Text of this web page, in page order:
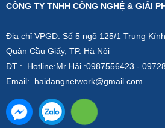
CÔNG TY TNHH CÔNG NGHỆ & GIẢI
Địa chỉ VPGD: Số 5 ngõ 125/1 Trung
Quận Cầu Giấy, TP. Hà Nội
ĐT : Hotline:Mr Hải :0987556423 -
Email: haidangnetwork@gmail.com